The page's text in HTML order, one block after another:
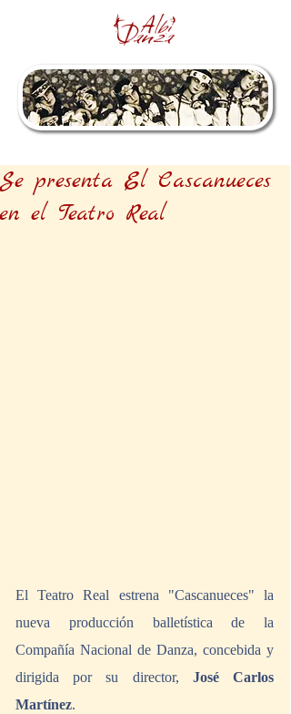
Se presenta El Cascanueces
en el Teatro Real
El Teatro Real estrena "Cascanueces" la
nueva producción balletística de la
Compañía Nacional de Danza, concebida y
dirigida por su director, José Carlos
Martínez.